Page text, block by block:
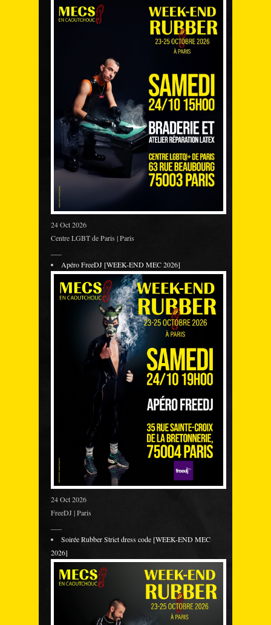
24 Oct 2026
Centre LGBT de Paris | Paris
Apéro FreeDJ [WEEK-END MEC 2026]
24 Oct 2026
FreeDJ | Paris
Soirée Rubber Strict dress code [WEEK-END MEC
2026]